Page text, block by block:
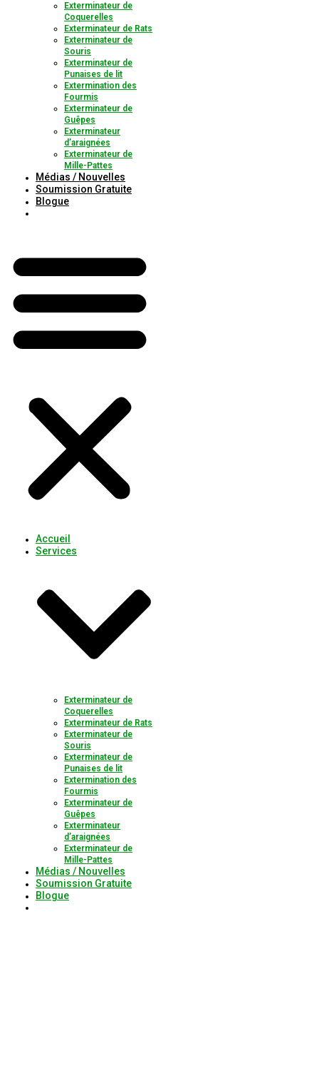
Exterminateur de
Coquerelles
Exterminateur de Rats
Exterminateur de
Souris
Exterminateur de
Punaises de lit
Extermination des
Fourmis
Exterminateur de
Guêpes
Exterminateur
d’araignées
Exterminateur de
Mille-Pattes
Médias / Nouvelles
Soumission Gratuite
Blogue
Accueil
Services
Exterminateur de
Coquerelles
Exterminateur de Rats
Exterminateur de
Souris
Exterminateur de
Punaises de lit
Extermination des
Fourmis
Exterminateur de
Guêpes
Exterminateur
d’araignées
Exterminateur de
Mille-Pattes
Médias / Nouvelles
Soumission Gratuite
Blogue